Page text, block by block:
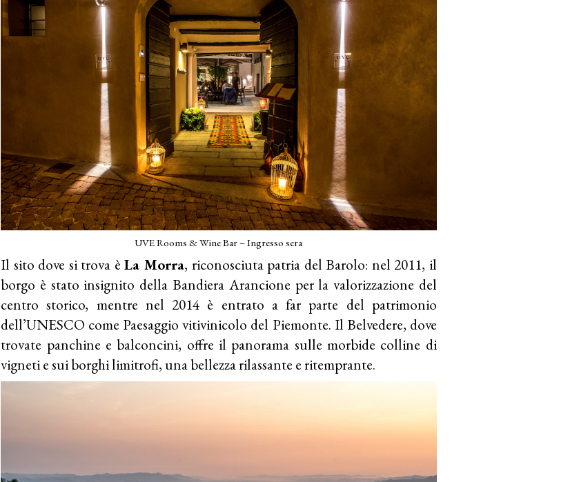
UVE Rooms & Wine Bar – Ingresso sera
Il sito dove si trova èLa Morra, riconosciuta patria del Barolo: nel 2011, il
borgo è stato insignito della Bandiera Arancione per la valorizzazione del
centro storico, mentre nel 2014 è entrato a far parte del patrimonio
dell’UNESCO come Paesaggio vitivinicolo del Piemonte. Il Belvedere, dove
trovate panchine e balconcini, offre il panorama sulle morbide colline di
vigneti e sui borghi limitrofi, una bellezza rilassante e ritemprante.